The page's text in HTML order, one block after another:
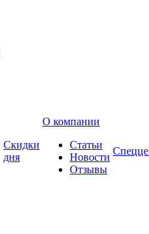
Скидки
дня
О компании
Статьи
Новости
Отзывы